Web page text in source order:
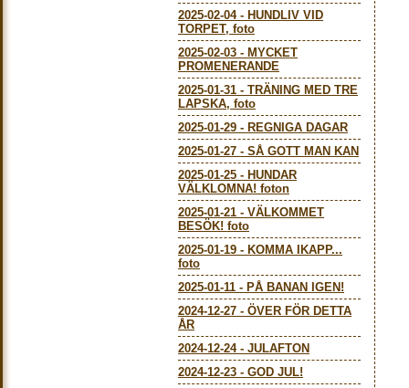
2025-02-04- HUNDLIV VID
TORPET, foto
2025-02-03 - MYCKET
PROMENERANDE
2025-01-31 - TRÄNING MED TRE
LAPSKA, foto
2025-01-29 - REGNIGA DAGAR
2025-01-27 - SÅ GOTT MAN KAN
2025-01-25 - HUNDAR
VÄLKLOMNA! foton
2025-01-21 - VÄLKOMMET
BESÖK! foto
2025-01-19 - KOMMA IKAPP...
foto
2025-01-11 - PÅ BANAN IGEN!
2024-12-27 - ÖVER FÖR DETTA
ÅR
2024-12-24- JULAFTON
2024-12-23 - GOD JUL!